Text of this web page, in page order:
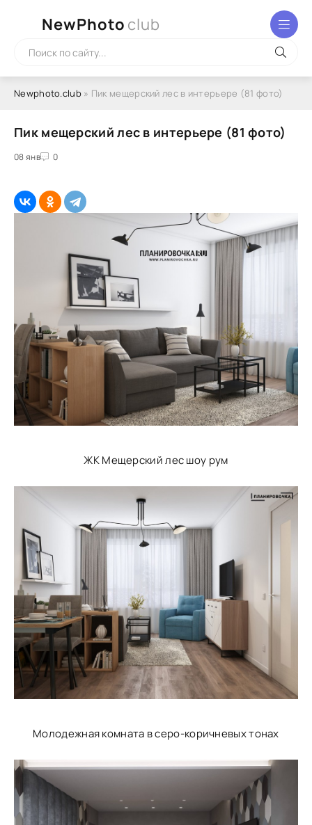
NewPhoto club
Newphoto.club» Пик мещерский лес в интерьере (81 фото)
Пик мещерский лес в интерьере (81 фото)
08 янв 0
ЖК Мещерский лес шоу рум
Молодежная комната в серо-коричневых тонах